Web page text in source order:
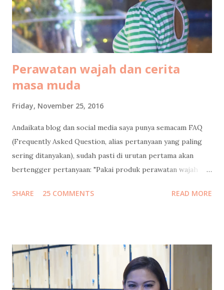
was some kind of deserted areas. But when we entered
Lagoi area, it is green everywhere I see. Arrival at ...
Perawatan wajah dan cerita
masa muda
Friday, November 25, 2016
Andaikata blog dan social media saya punya semacam FAQ
(Frequently Asked Question, alias pertanyaan yang paling
sering ditanyakan), sudah pasti di urutan pertama akan
bertengger pertanyaan: "Pakai produk perawatan wajah
/ twitter saya yang nanya gitu, dan minta saya mengulasnya.
15 tahun lalu , usia saya masih 21 (yak silakan dihitung usia
saya sekarang berapa, pinterrrr). Jadi jangan heran kalo
gaya bahasanya masih 4I_aY 4b3zzz.. (eh ga separah itu juga
SHARE 25 COMMENTS READ MORE